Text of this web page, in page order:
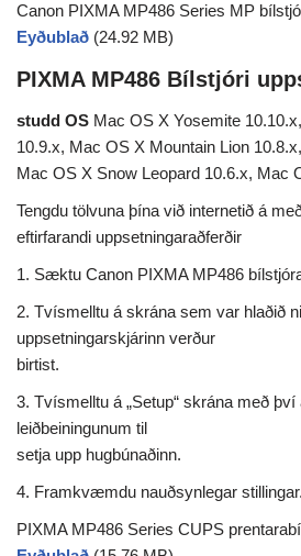
Canon PIXMA MP486 Series MP
Eyðublað (24.92 MB)
PIXMA MP486 Bílstjóri
studd OS Mac OS X Yosemite
10.9.x, Mac OS X Mountain Lion
Mac OS X Snow Leopard 10.6.x, Mac
Tengdu tölvuna þína við internetið á
eftirfarandi uppsetningaraðferðir
1. Sæktu Canon PIXMA MP486
2. Tvísmelltu á skrána sem var hlaðið
uppsetningarskjárinn verður
birtist.
3. Tvísmelltu á „Setup“ skrána með því
leiðbeiningunum til
setja upp hugbúnaðinn.
4. Framkvæmdu nauðsynlegar stillingar.
PIXMA MP486 Series CUPS